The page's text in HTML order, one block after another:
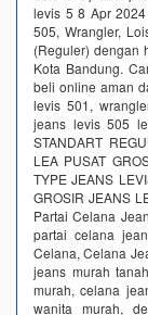
levis 5 8 Apr
505, Wrangler,
(Reguler) dengan
Kota Bandung.
beli online aman
levis 501,
jeans levis 505
STANDART
LEA PUSAT
TYPE JEANS
GROSIR JEANS
Partai Celana
partai celana
Celana, Celana
jeans murah
murah, celana
wanita murah,